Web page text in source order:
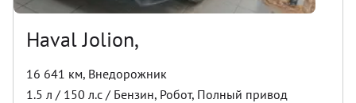
Haval Jolion,
16 641 км, Внедорожник
1.5 л / 150 л.с / Бензин, Робот, Полный привод